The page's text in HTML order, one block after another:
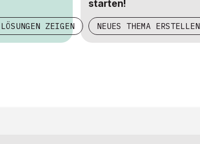
ZEIGEN
starten!
NEUES THEMA ERSTELLEN